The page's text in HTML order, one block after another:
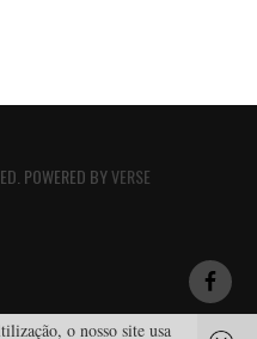
POWERED BYVERSE
o nosso site usa